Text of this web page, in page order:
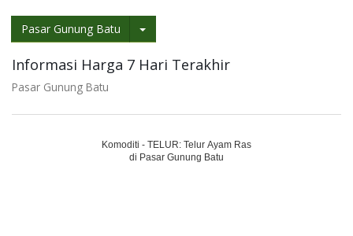
Pasar Gunung Batu
Informasi Harga 7 Hari Terakhir
Pasar Gunung Batu
Komoditi - TELUR: Telur Ayam Ras
di Pasar Gunung Batu